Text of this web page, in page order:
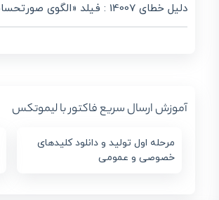
دلیل خطای 14007 : فیلد «الگوی صورتحساب» در الگوی صورتحساب ارسالی خارج از الگو است. در زمان ارسال صورتحساب الکترونیکی به سامانه مودیان چیست؟
آموزش ارسال سریع فاکتور با لیموتکس
مرحله اول تولید و دانلود کلیدهای
خصوصی و عمومی